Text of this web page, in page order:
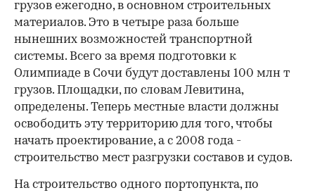
грузов ежегодно, в основном строительных
материалов. Это в четыре раза больше
нынешних возможностей транспортной
системы. Всего за время подготовки к
Олимпиаде в Сочи будут доставлены 100 млн т
грузов. Площадки, по словам Левитина,
определены. Теперь местные власти должны
освободить эту территорию для того, чтобы
начать проектирование, а с 2008 года -
строительство мест разгрузки составов и судов.
На строительство одного портопункта, по